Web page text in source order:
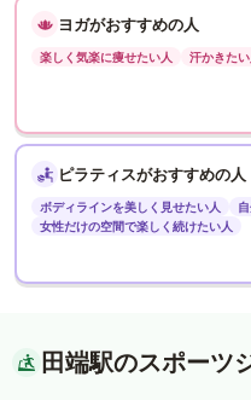
ヨガがおすすめの人
楽しく気楽に痩せたい人 汗かきたい
ピラティスがおすすめの人
ボディラインを美しく見せたい人
女性だけの空間で楽しく続けたい人
田端駅のスポーツ